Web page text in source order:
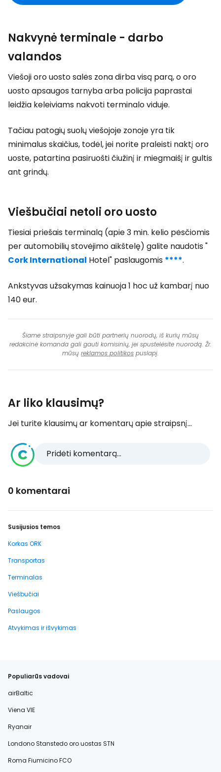
Nakvynė terminale - darbo
valandos
Viešoji oro uosto salės zona dirba visą parą, o oro
uosto apsaugos tarnyba arba policija paprastai
leidžia keleiviams nakvoti terminalo viduje.
Tačiau patogių suolų viešojoje zonoje yra tik
minimalus skaičius, todėl, jei norite praleisti naktį oro
uoste, patartina pasiruošti čiužinį ir miegmaišį ir gultis
ant grindų.
Viešbučiai netoli oro uosto
Tiesiai priešais terminalą (apie 3 min. kelio pėsčiomis
per automobilių stovėjimo aikštelę) galite naudotis "
Cork International Hotel" paslaugomis ****.
Ankstyvas užsakymas kainuoja 1 hoc už kambarį nuo
140 eur.
Šiame straipsnyje gali būti partnerių nuorodų, iš kurių mūsų
redakcinė komanda gali gauti komisinių, jei spustelėsite nuorodą. Žr.
mūsų reklamos politikos puslapį.
Ar liko klausimų?
Jei turite klausimų ar komentarų apie straipsnį...
Pridėti komentarą...
0 komentarai
Susijusios temos
Korkas ORK
Transportas
Terminalas
Viešbučiai
Paslaugos
Atvykimas ir išvykimas
Populiarūs vadovai
airBaltic
Viena VIE
Ryanair
Londono Stanstedo oro uostas STN
Roma Fiumicino FCO